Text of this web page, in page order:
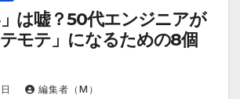
」は嘘？50代エンジニアが
モテ」になるための8個
編集者（M）